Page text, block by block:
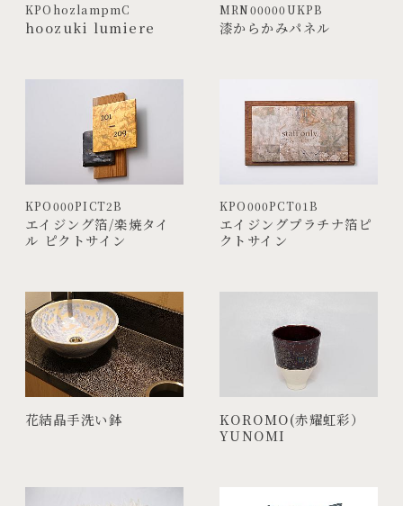
KPOhozlampmC
hoozuki lumiere
MRN00000UKPB
漆からかみパネル
KPO000PICT2B
エイジング箔/楽焼タイ
ル ピクトサイン
KPO000PCT01B
エイジングプラチナ箔ピ
クトサイン
花結晶手洗い鉢
KOROMO(赤耀虹彩）
YUNOMI